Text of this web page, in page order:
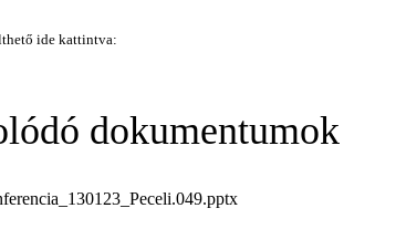
ide kattintva:
dokumentumok